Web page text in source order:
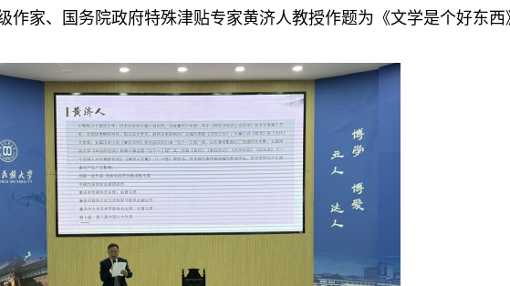
作家、国务院政府特殊津贴专家黄济人教授作题为《文学是个好东